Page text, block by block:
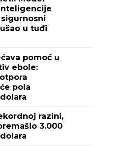
u tuđi
pomoć u
ebole:
pola
razini,
3.000